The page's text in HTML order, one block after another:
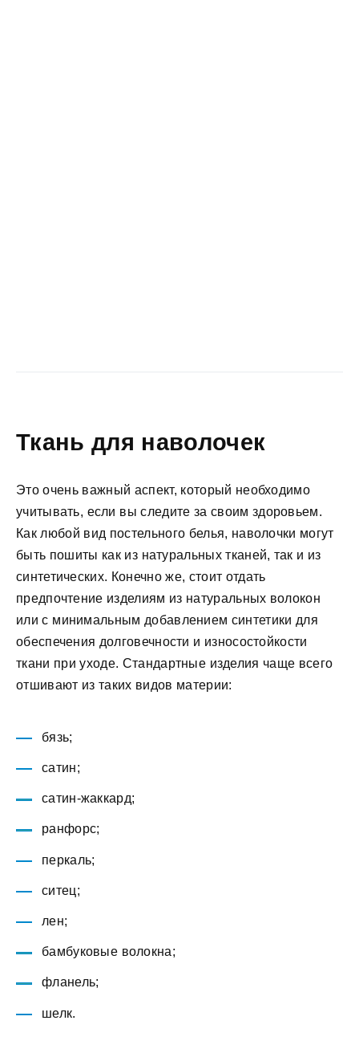
Ткань для наволочек
Это очень важный аспект, который необходимо
учитывать, если вы следите за своим здоровьем.
Как любой вид постельного белья, наволочки могут
быть пошиты как из натуральных тканей, так и из
синтетических. Конечно же, стоит отдать
предпочтение изделиям из натуральных волокон
или с минимальным добавлением синтетики для
обеспечения долговечности и износостойкости
ткани при уходе. Стандартные изделия чаще всего
отшивают из таких видов материи:
бязь;
сатин;
сатин-жаккард;
ранфорс;
перкаль;
ситец;
лен;
бамбуковые волокна;
фланель;
шелк.